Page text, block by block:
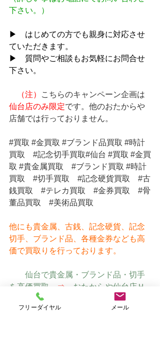
下さい。）
▶　はじめての方でも親身に対応させ
ていただきます。
▶　質問やご相談もお気軽にお問合せ
下さい。
（注）
こちらのキャンペーン企画は
仙台店のみ限定です。他のおたからや
店舗では行っておりません。
#買取 #金買取 #ブランド品買取 #時計
買取
#記念切手買取#仙台 #買取 #金買
取 #貴金属買取 #ブランド買取 #時計
買取
#切手買取 #記念硬貨買取
#古
銭買取
#テレカ買取 #金券買取
#骨
董品買取
#美術品買取
他にも貴金属、古銭、記念硬貨、記念
切手、ブランド品、各種金券なども高
価で買取りを行っております。
仙台で貴金属・ブランド品・切手
を高価買取
⇒ おたからや仙台店Ｈ
Ｐ（オリジナルサイト）
フリーダイヤル メール